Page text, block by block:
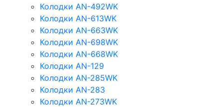
Колодки AN-492WK
Колодки AN-613WK
Колодки AN-663WK
Колодки AN-698WK
Колодки AN-668WK
Колодки AN-129
Колодки AN-285WK
Колодки AN-283
Колодки AN-273WK